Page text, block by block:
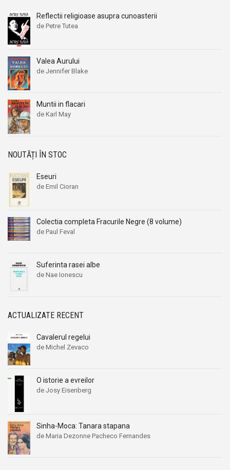
Reflectii religioase asupra cunoasterii
de Petre Tutea
Valea Aurului
de Jennifer Blake
Muntii in flacari
de Karl May
NOUTĂȚI ÎN STOC
Eseuri
de Emil Cioran
Colectia completa Fracurile Negre (8 volume)
de Paul Feval
Suferinta rasei albe
de Nae Ionescu
ACTUALIZATE RECENT
Cavalerul regelui
de Michel Zevaco
O istorie a evreilor
de Josy Eisenberg
Sinha-Moca: Tanara stapana
de Maria Dezonne Pacheco Fernandes